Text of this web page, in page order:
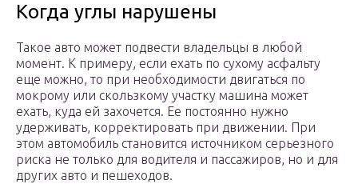
Когда углы нарушены
Такое авто может подвести владельцы в любой
момент. К примеру, если ехать по сухому асфальту
еще можно, то при необходимости двигаться по
мокрому или скользкому участку машина может
ехать, куда ей захочется. Ее постоянно нужно
удерживать, корректировать при движении. При
этом автомобиль становится источником серьезного
риска не только для водителя и пассажиров, но и для
других авто и пешеходов.